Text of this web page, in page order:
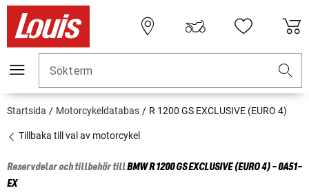
Sökterm
Startsida Motorcykeldatabas R 1200 GS EXCLUSIVE (EURO 4)
Tillbaka till val av motorcykel
Reservdelar och tillbehör tillBMWR 1200 GS EXCLUSIVE (EURO 4) - 0A51-
EX